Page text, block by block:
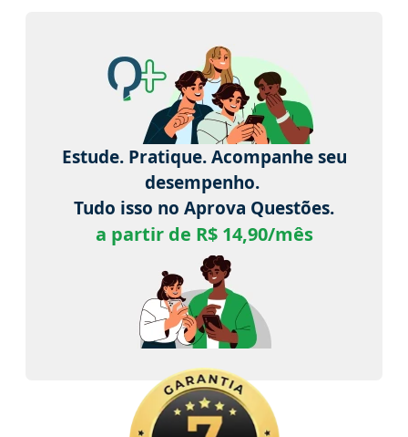
Estude. Pratique. Acompanhe seu
desempenho.
Tudo isso no Aprova Questões.
a partir de R$ 14,90/mês